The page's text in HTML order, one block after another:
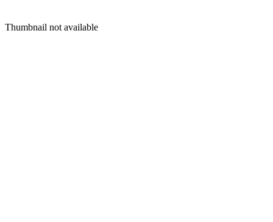
Thumbnail not available